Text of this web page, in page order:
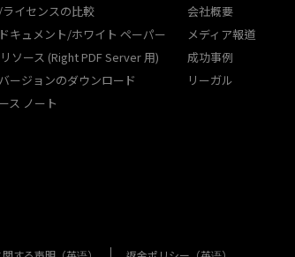
イセンスの比較
キュメント/ホワイト ペーパー
ソース (Right PDF Server 用)
ージョンのダウンロード
ス ノート
会社概要
メディア報道
成功事例
リーガル